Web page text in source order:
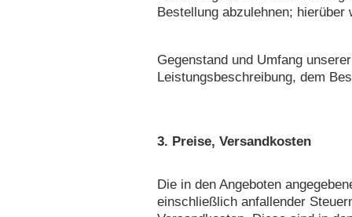
Bestellung abzulehnen;
Gegenstand und Umfang
Leistungsbeschreibung, dem
3. Preise, Versandkosten
Die in den Angeboten
einschließlich anfallender